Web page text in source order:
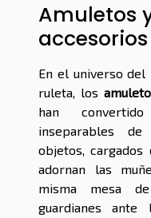
Amuletos
En el universo del
ruleta, los
han
inseparables de
objetos, cargados
adornan las
misma mesa
guardianes ante